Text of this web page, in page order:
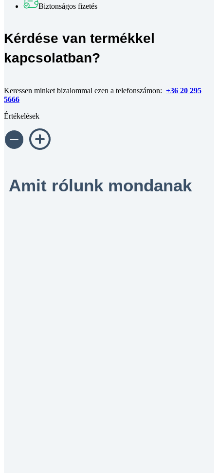
Module
Biztonságos fizetés
Kérdése van termékkel
kapcsolatban?
Keressen minket bizalommal ezen a telefonszámon: +36 20 295
5666
Értékelések
Amit rólunk mondanak